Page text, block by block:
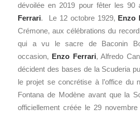
dévoilée en 2019 pour fêter les 90
Ferrari. Le 12 octobre 1929, Enzo
Crémone, aux célébrations du
qui a vu le sacre de Baconin
occasion, Enzo Ferrari, Alfredo
décident des bases de la Scuderia
le projet se concrétise à l’office du
Fontana de Modène avant que la
officiellement créée le 29